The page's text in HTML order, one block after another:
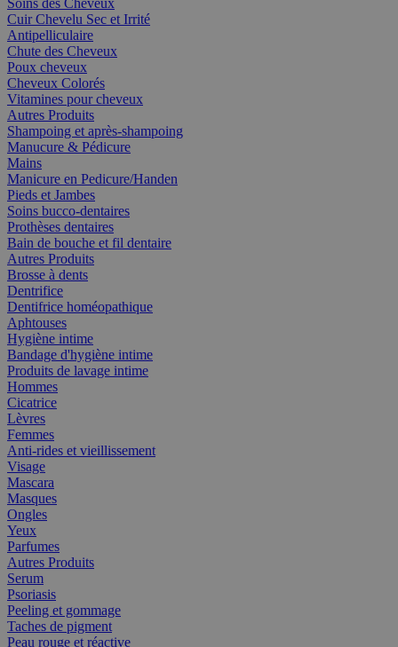
Soins des Cheveux
Cuir Chevelu Sec et Irrité
Antipelliculaire
Chute des Cheveux
Poux cheveux
Cheveux Colorés
Vitamines pour cheveux
Autres Produits
Shampoing et après-shampoing
Manucure & Pédicure
Mains
Manicure en Pedicure/Handen
Pieds et Jambes
Soins bucco-dentaires
Prothèses dentaires
Bain de bouche et fil dentaire
Autres Produits
Brosse à dents
Dentrifice
Dentifrice homéopathique
Aphtouses
Hygiène intime
Bandage d'hygiène intime
Produits de lavage intime
Hommes
Cicatrice
Lèvres
Femmes
Anti-rides et vieillissement
Visage
Mascara
Masques
Ongles
Yeux
Parfumes
Autres Produits
Serum
Psoriasis
Peeling et gommage
Taches de pigment
Peau rouge et réactive